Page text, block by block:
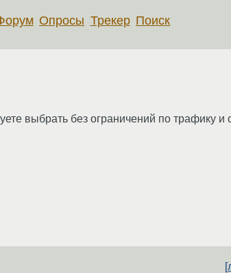
Опросы Трекер Поиск
выбрать без ограничений по трафику и